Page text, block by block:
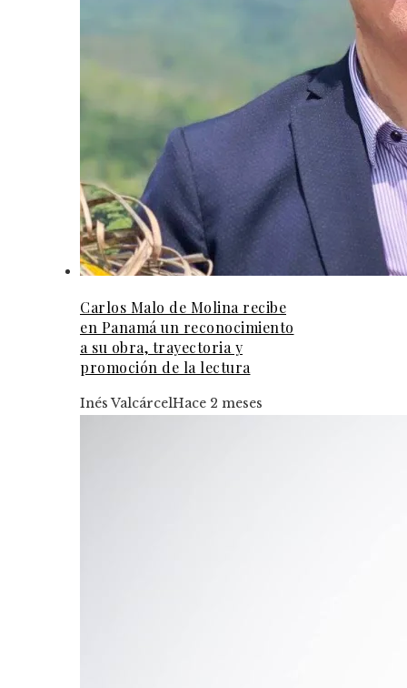
Carlos Malo de Molina recibe
en Panamá un reconocimiento
a su obra, trayectoria y
promoción de la lectura
Inés ValcárcelHace 2 meses